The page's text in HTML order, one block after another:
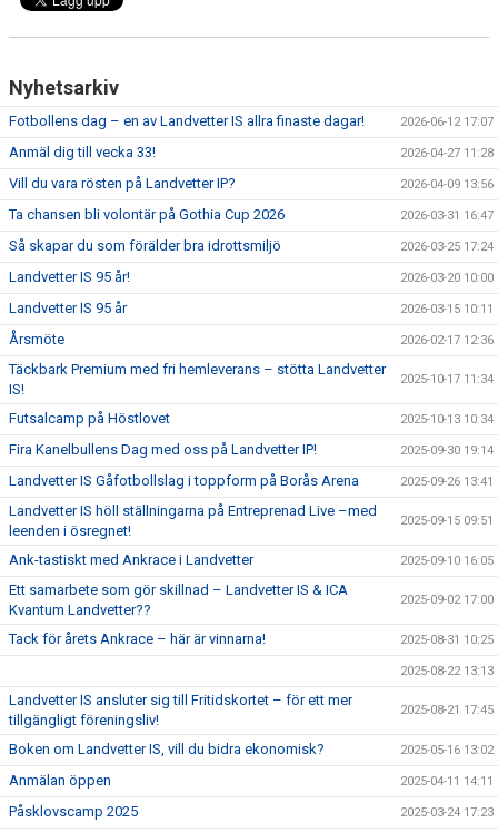
KONTAKT
Nyhetsarkiv
Fotbollens dag – en av Landvetter IS allra finaste dagar! 2026-06-12 17:07
Anmäl dig till vecka 33! 2026-04-27 11:28
Vill du vara rösten på Landvetter IP? 2026-04-09 13:56
Ta chansen bli volontär på Gothia Cup 2026 2026-03-31 16:47
Så skapar du som förälder bra idrottsmiljö 2026-03-25 17:24
Landvetter IS 95 år! 2026-03-20 10:00
Landvetter IS 95 år 2026-03-15 10:11
Årsmöte 2026-02-17 12:36
Täckbark Premium med fri hemleverans – stötta Landvetter
IS!
2025-10-17 11:34
Futsalcamp på Höstlovet 2025-10-13 10:34
Fira Kanelbullens Dag med oss på Landvetter IP! 2025-09-30 19:14
Landvetter IS Gåfotbollslag i toppform på Borås Arena 2025-09-26 13:41
Landvetter IS höll ställningarna på Entreprenad Live –med
leenden i ösregnet!
2025-09-15 09:51
Ank-tastiskt med Ankrace i Landvetter 2025-09-10 16:05
Ett samarbete som gör skillnad – Landvetter IS & ICA
Kvantum Landvetter??
2025-09-02 17:00
Tack för årets Ankrace – här är vinnarna! 2025-08-31 10:25
2025-08-22 13:13
Landvetter IS ansluter sig till Fritidskortet – för ett mer
tillgängligt föreningsliv!
2025-08-21 17:45
Boken om Landvetter IS, vill du bidra ekonomisk? 2025-05-16 13:02
Anmälan öppen 2025-04-11 14:11
Påsklovscamp 2025 2025-03-24 17:23